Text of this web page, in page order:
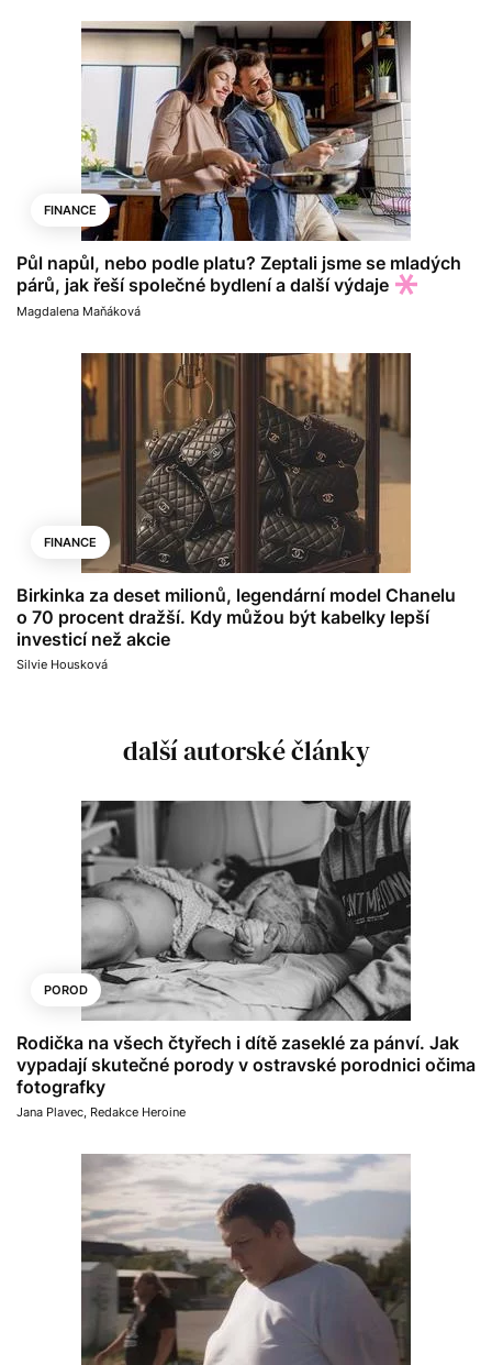
FINANCE
Půl napůl, nebo podle platu? Zeptali jsme se mladých
párů, jak řeší společné bydlení a další výdaje
Magdalena Maňáková
FINANCE
Birkinka za deset milionů, legendární model Chanelu
o 70 procent dražší. Kdy můžou být kabelky lepší
investicí než akcie
Silvie Housková
další autorské články
POROD
Rodička na všech čtyřech i dítě zaseklé za pánví. Jak
vypadají skutečné porody v ostravské porodnici očima
fotografky
Jana Plavec, Redakce Heroine